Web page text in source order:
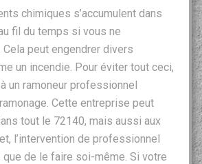
chimiques s’accumulent dans
fil du temps si vous ne
Cela peut engendrer divers
un incendie. Pour éviter tout ceci,
un ramoneur professionnel
Cette entreprise peut
tout le 72140, mais aussi aux
l’intervention de professionnel
de le faire soi-même. Si votre